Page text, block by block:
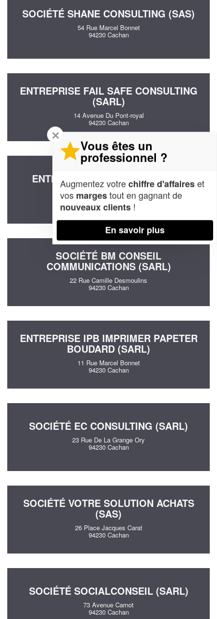
SOCIÉTÉ SHANE CONSULTING (SAS)
54 Rue Marcel Bonnet
94230 Cachan
ENTREPRISE FAIL SAFE CONSULTING
(SARL)
14 Avenue Du Pont-royal
94230 Cachan
ENTREPRISE MB CONSEIL (SAS)
14 Impasse Des Jardins
94230 Cachan
SOCIÉTÉ BM CONSEIL
COMMUNICATIONS (SARL)
22 Rue Camille Desmoulins
94230 Cachan
ENTREPRISE IPB IMPRIMER PAPETER
BOUDARD (SARL)
11 Rue Marcel Bonnet
94230 Cachan
SOCIÉTÉ EC CONSULTING (SARL)
23 Rue De La Grange Ory
94230 Cachan
SOCIÉTÉ VOTRE SOLUTION ACHATS
(SAS)
26 Place Jacques Carat
94230 Cachan
SOCIÉTÉ SOCIALCONSEIL (SARL)
73 Avenue Carnot
94230 Cachan
✕
Vous êtes un
professionnel ?
Augmentez votrechiffre d'affaireset
vos margestout en gagnant de
nouveaux clients !
En savoir plus